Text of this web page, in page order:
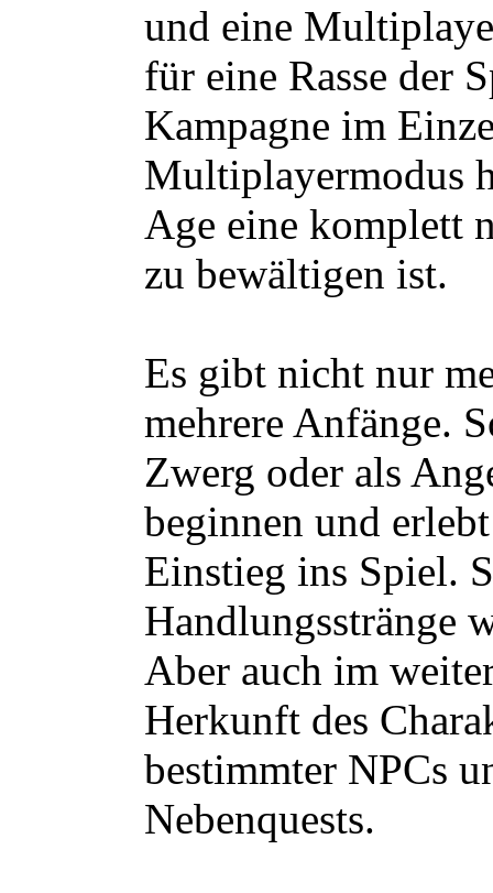
und eine
für eine Rasse der
Kampagne im
Multiplayermodus
Age eine komplett
zu bewältigen ist.
Es gibt nicht nur
mehrere Anfänge.
Zwerg oder als
beginnen und
Einstieg ins Spiel.
Handlungsstränge
Aber auch im
Herkunft des
bestimmter NPCs
Nebenquests.